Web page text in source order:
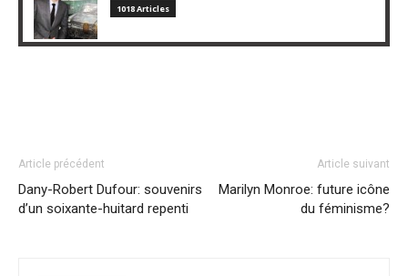
1018 Articles
Article précédent
Dany-Robert Dufour: souvenirs
d’un soixante-huitard repenti
Article suivant
Marilyn Monroe: future icône
du féminisme?